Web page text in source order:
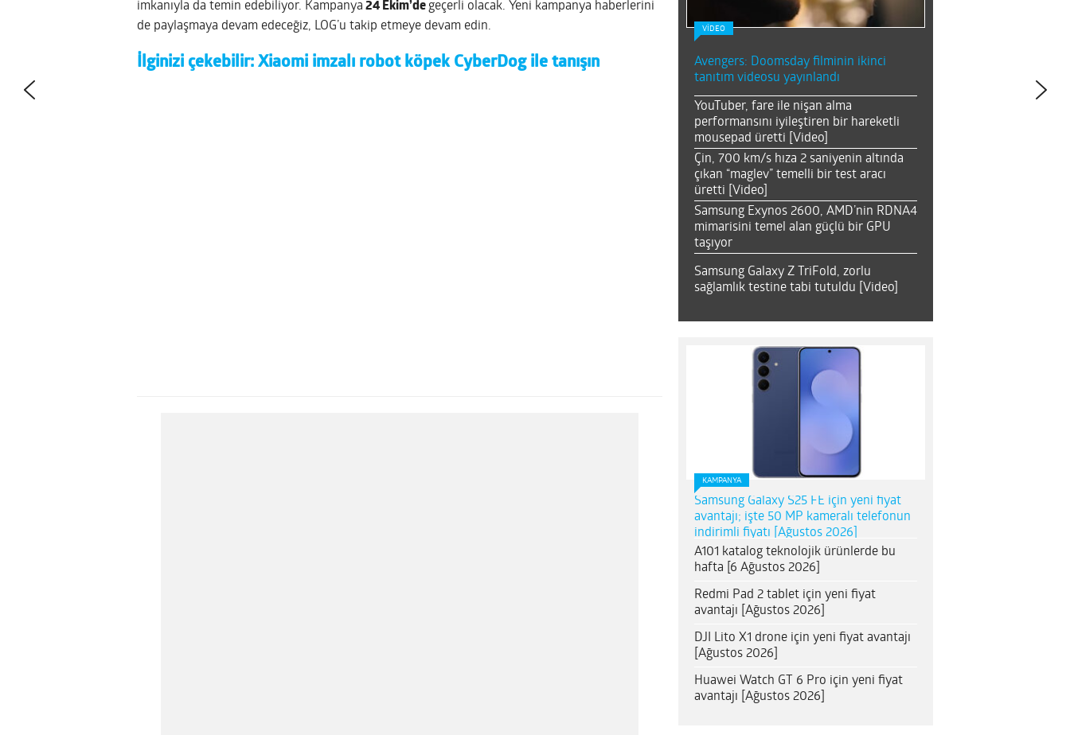
imkanıyla da temin edebiliyor. Kampanya 24 Ekim’de geçerli olacak. Yeni kampanya haberlerini
de paylaşmaya devam edeceğiz, LOG’u takip etmeye devam edin.
İlginizi çekebilir: Xiaomi imzalı robot köpek CyberDog ile tanışın
VİDEO
Avengers: Doomsday filminin ikinci
tanıtım videosu yayınlandı
YouTuber, fare ile nişan alma
performansını iyileştiren bir hareketli
mousepad üretti [Video]
Çin, 700 km/s hıza 2 saniyenin altında
çıkan “maglev” temelli bir test aracı
üretti [Video]
Samsung Exynos 2600, AMD’nin RDNA4
mimarisini temel alan güçlü bir GPU
taşıyor
Samsung Galaxy Z TriFold, zorlu
sağlamlık testine tabi tutuldu [Video]
KAMPANYA
Samsung Galaxy S25 FE için yeni fiyat
avantajı; işte 50 MP kameralı telefonun
indirimli fiyatı [Ağustos 2026]
A101 katalog teknolojik ürünlerde bu
hafta [6 Ağustos 2026]
Redmi Pad 2 tablet için yeni fiyat
avantajı [Ağustos 2026]
DJI Lito X1 drone için yeni fiyat avantajı
[Ağustos 2026]
Huawei Watch GT 6 Pro için yeni fiyat
avantajı [Ağustos 2026]